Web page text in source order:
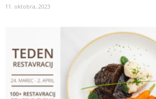
11. oktobra, 2023